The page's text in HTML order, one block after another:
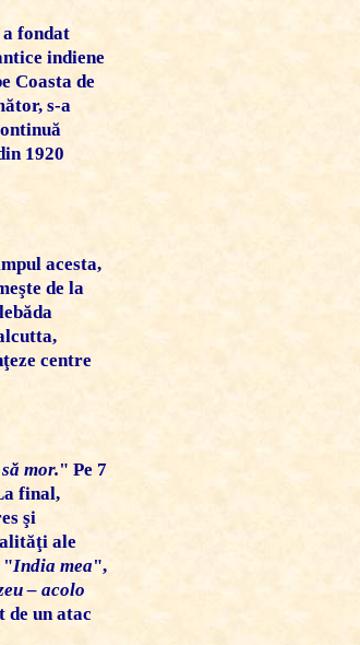
fondat
indiene
Coasta de
s-a
1920
acesta,
de la
centre
mor." Pe 7
final,
şi
ale
"India mea",
– acolo
de un atac